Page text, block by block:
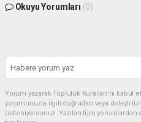
Okuyu Yorumları (0)
Yorum yazarak Topluluk Kuralları’nı kabul
yorumunuzla ilgili doğrudan veya dolaylı
üstleniyorsunuz. Yazılan tüm